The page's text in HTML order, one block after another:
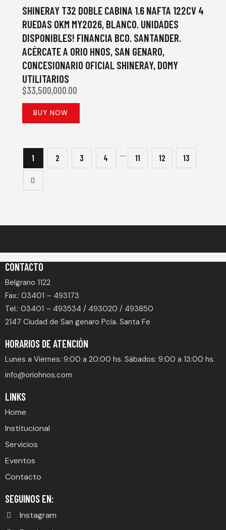
SHINERAY T32 DOBLE CABINA 1.6 NAFTA 122CV 4
RUEDAS 0KM MY2026, BLANCO. UNIDADES
DISPONIBLES! FINANCIA BCO. SANTANDER.
ACÉRCATE A ORIO HNOS, SAN GENARO,
CONCESIONARIO OFICIAL SHINERAY, DOMY
UTILITARIOS
$33,500,000.00
BUY NOW
1 2 3 4 … 11 12 13
CONTACTO
Belgrano 1122
Fax.: 03401 – 493173
Tel.: 03401 – 493534 / 493020 / 493850
2147 Ciudad de San genaro Pcia. Santa Fe
HORARIOS DE ATENCIÓN
Lunes a Viernes: 9:00 a 20:00 hs. Sábados: 9:00 a 13:00 hs.
info@oriohnos.com
LINKS
Home
Institucional
Servicios
Eventos
Contacto
SEGUINOS EN:
Instagram